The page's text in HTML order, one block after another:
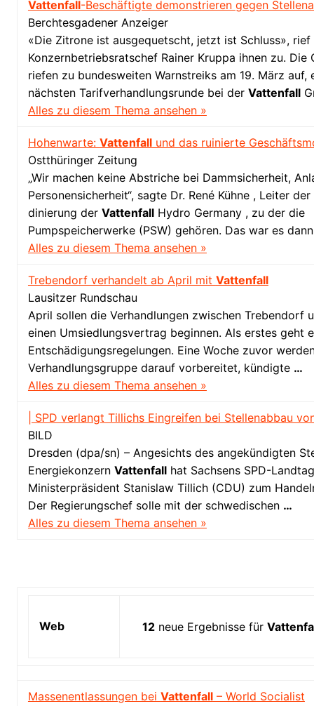
Vattenfall-Beschäftigte demonstrieren gegen
Berchtesgadener Anzeiger
«Die Zitrone ist ausgequetscht, jetzt ist Schluss», rief
Konzernbetriebsratschef Rainer Kruppa ihnen zu. Die
riefen zu bundesweiten Warnstreiks am 19. März auf,
nächsten Tarifverhandlungsrunde bei der Vattenfall
Alles zu diesem Thema ansehen »
Hohenwarte: Vattenfallund das ruinierte
Ostthüringer Zeitung
„Wir machen keine Abstriche bei Dammsicherheit,
Personensicherheit“, sagte Dr. René Kühne , Leiter
dinierung der VattenfallHydro Germany , zu der die
Pumpspeicherwerke (PSW) gehören. Das war es
Alles zu diesem Thema ansehen »
Trebendorf verhandelt ab April mit Vattenfall
Lausitzer Rundschau
April sollen die Verhandlungen zwischen Trebendorf
einen Umsiedlungsvertrag beginnen. Als erstes geht
Entschädigungsregelungen. Eine Woche zuvor
Verhandlungsgruppe darauf vorbereitet, kündigte …
Alles zu diesem Thema ansehen »
| SPD verlangt Tillichs Eingreifen bei Stellenabbau
BILD
Dresden (dpa/sn) – Angesichts des angekündigten
Energiekonzern Vattenfallhat Sachsens SPD-
Ministerpräsident Stanislaw Tillich (CDU) zum
Der Regierungschef solle mit der schwedischen …
Alles zu diesem Thema ansehen »
Web 12neue Ergebnisse für
Massenentlassungen bei Vattenfall– World Socialist